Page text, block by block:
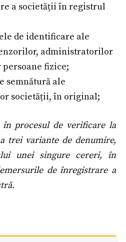
a societății în registrul
de identificare ale
administratorilor
fizice;
semnătură ale
societății, în original;
în procesul de verificare la
trei variante de denumire,
unei singure cereri, în
de înregistrare a